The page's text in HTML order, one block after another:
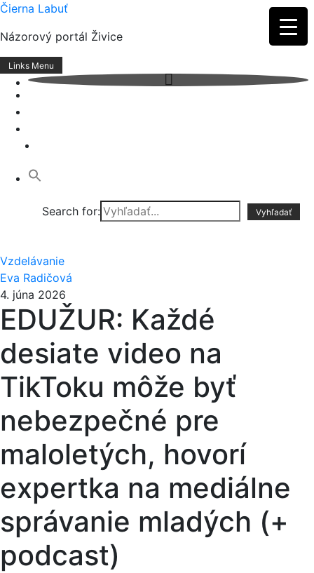
Skip
content
Čierna Labuť
Názorový portál Živice
Links Menu
Search for:
Vzdelávanie
Eva Radičová
4. júna 2026
EDUŽUR: Každé
desiate video na
TikToku môže byť
nebezpečné pre
maloletých, hovorí
expertka na mediálne
správanie mladých (+
podcast)